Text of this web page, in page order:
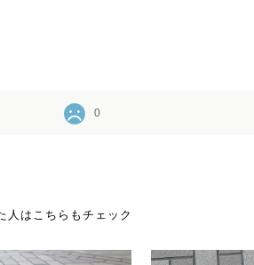
0
人はこちらもチェック